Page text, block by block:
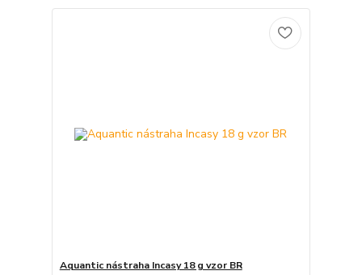
Aquantic nástraha Incasy 18 g vzor BR